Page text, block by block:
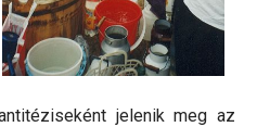
jelenik meg az